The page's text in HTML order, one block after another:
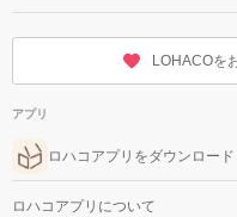
LOHACOを
アプリ
ロハコアプリをダウンロード
ロハコアプリについて